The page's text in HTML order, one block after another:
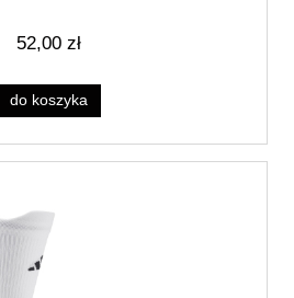
52,00 zł
do koszyka